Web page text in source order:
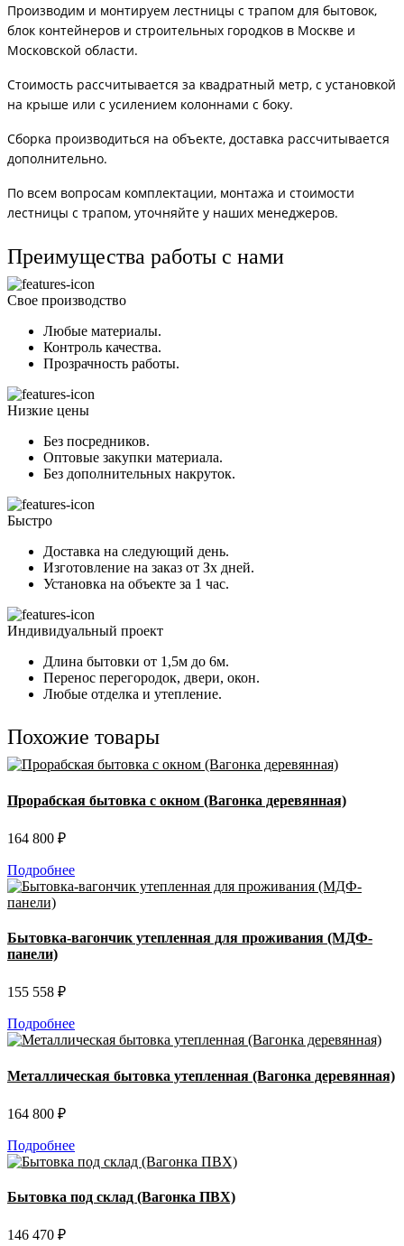
Производим и монтируем лестницы с трапом для бытовок,
блок контейнеров и строительных городков в Москве и
Московской области.
Стоимость рассчитывается за квадратный метр, с установкой
на крыше или с усилением колоннами с боку.
Сборка производиться на объекте, доставка рассчитывается
дополнительно.
По всем вопросам комплектации, монтажа и стоимости
лестницы с трапом, уточняйте у наших менеджеров.
Преимущества работы с нами
Свое производство
Любые материалы.
Контроль качества.
Прозрачность работы.
Низкие цены
Без посредников.
Оптовые закупки материала.
Без дополнительных накруток.
Быстро
Доставка на следующий день.
Изготовление на заказ от Зх дней.
Установка на объекте за 1 час.
Индивидуальный проект
Длина бытовки от 1,5м до 6м.
Перенос перегородок, двери, окон.
Любые отделка и утепление.
Похожие товары
Прорабская бытовка с окном (Вагонка деревянная)
164 800 ₽
Подробнее
Бытовка-вагончик утепленная для проживания (МДФ-
панели)
155 558 ₽
Подробнее
Металлическая бытовка утепленная (Вагонка деревянная)
164 800 ₽
Подробнее
Бытовка под склад (Вагонка ПВХ)
146 470 ₽